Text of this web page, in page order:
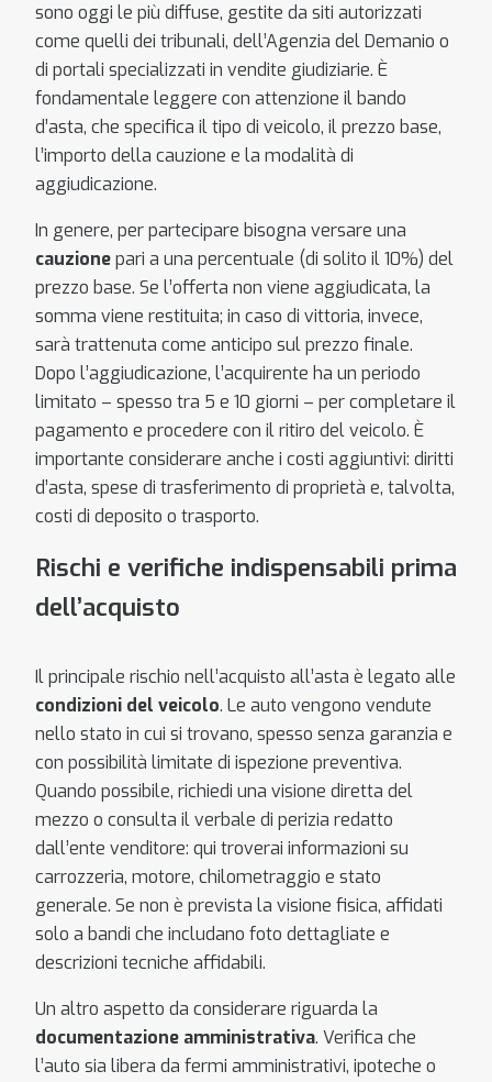
sono oggi le più diffuse, gestite da siti autorizzati
come quelli dei tribunali, dell’Agenzia del Demanio o
di portali specializzati in vendite giudiziarie. È
fondamentale leggere con attenzione il bando
d’asta, che specifica il tipo di veicolo, il prezzo base,
l’importo della cauzione e la modalità di
aggiudicazione.
In genere, per partecipare bisogna versare una
cauzionepari a una percentuale (di solito il 10%) del
prezzo base. Se l’offerta non viene aggiudicata, la
somma viene restituita; in caso di vittoria, invece,
sarà trattenuta come anticipo sul prezzo finale.
Dopo l’aggiudicazione, l’acquirente ha un periodo
limitato – spesso tra 5 e 10 giorni – per completare il
pagamento e procedere con il ritiro del veicolo. È
importante considerare anche i costi aggiuntivi: diritti
d’asta, spese di trasferimento di proprietà e, talvolta,
costi di deposito o trasporto.
Rischi e verifiche indispensabili prima
dell’acquisto
Il principale rischio nell’acquisto all’asta è legato alle
condizioni del veicolo. Le auto vengono vendute
nello stato in cui si trovano, spesso senza garanzia e
con possibilità limitate di ispezione preventiva.
Quando possibile, richiedi una visione diretta del
mezzo o consulta il verbale di perizia redatto
dall’ente venditore: qui troverai informazioni su
carrozzeria, motore, chilometraggio e stato
generale. Se non è prevista la visione fisica, affidati
solo a bandi che includano foto dettagliate e
descrizioni tecniche affidabili.
Un altro aspetto da considerare riguarda la
documentazione amministrativa. Verifica che
l’auto sia libera da fermi amministrativi, ipoteche o